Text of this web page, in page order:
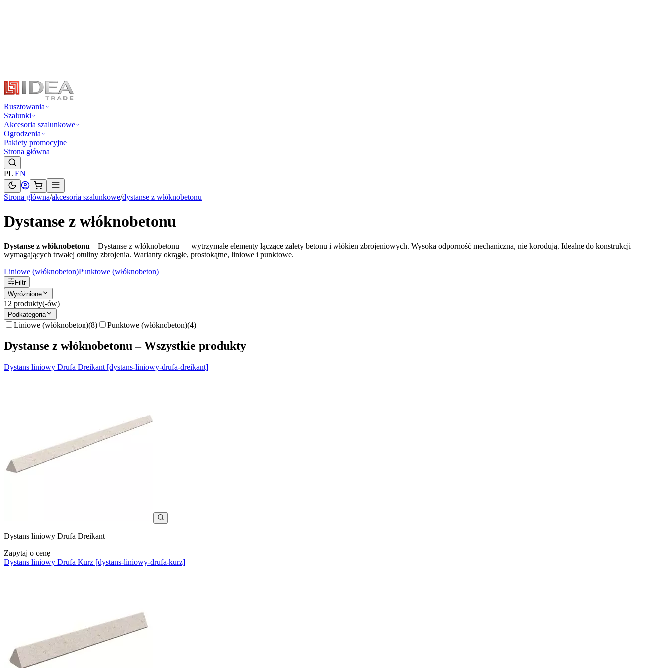
Rusztowania
Szalunki
Akcesoria szalunkowe
Ogrodzenia
Pakiety promocyjne
Strona główna
PL|EN
Strona główna/akcesoria szalunkowe/dystanse z włóknobetonu
Dystanse z włóknobetonu
Dystanse z włóknobetonu – Dystanse z włóknobetonu — wytrzymałe elementy łączące zalety betonu i włókien zbrojeniowych. Wysoka odporność mechaniczna, nie korodują. Idealne do konstrukcji
wymagających trwałej otuliny zbrojenia. Warianty okrągłe, prostokątne, liniowe i punktowe.
Liniowe (włóknobeton)Punktowe (włóknobeton)
Filtr
Wyróżnione
12 produkty(-ów)
Podkategoria
Liniowe (włóknobeton)(8) Punktowe (włóknobeton)(4)
Dystanse z włóknobetonu – Wszystkie produkty
Dystans liniowy Drufa Dreikant [dystans-liniowy-drufa-dreikant]
Dystans liniowy Drufa Dreikant
Zapytaj o cenę
Dystans liniowy Drufa Kurz [dystans-liniowy-drufa-kurz]